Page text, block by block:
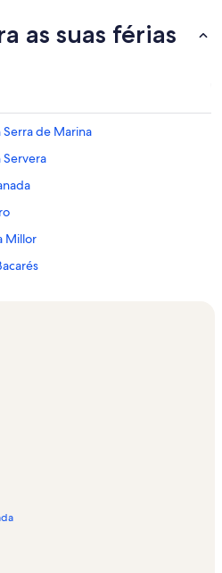
as suas férias
de Marina
Millor
Margalida
histórico de Alcúdia